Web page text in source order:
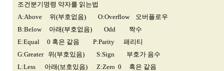
조건분기명령 약자를 읽는법
A:Above 위(부호없음) O:Overflow 오버플로우
B:Below 아래(부호없음) Odd 짝수
E:Equal 0 혹은 같음 P:Parity 패리티
G:Greater 위(부호있음) S:Sign 부호가 음수
L:Less 아래(보호있음) Z:Zero 0 혹은 같음